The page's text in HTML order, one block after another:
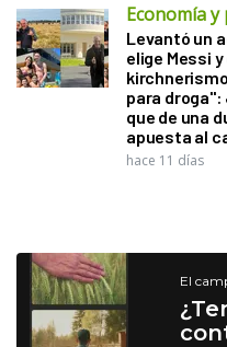
Economía y
Levantó un
elige Messi
para
que de una
apuesta al
hace 11 días
El